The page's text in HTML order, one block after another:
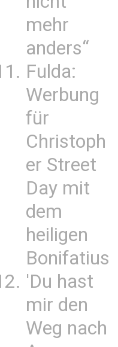
mehr
anders“
Fulda:
Werbung
für
Christoph
er Street
Day mit
dem
heiligen
Bonifatius
'Du hast
mir den
Weg nach